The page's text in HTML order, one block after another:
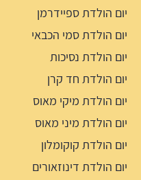
יום הולדת ספיידרמן
יום הולדת סמי הכבאי
יום הולדת נסיכות
יום הולדת חד קרן
יום הולדת מיקי מאוס
יום הולדת מיני מאוס
יום הולדת קוקומלון
יום הולדת דינוזאורים